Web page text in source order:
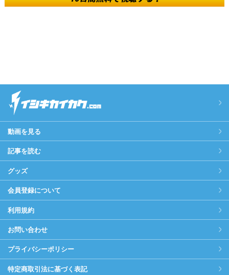
動画を見る
記事を読む
グッズ
会員登録について
利用規約
お問い合わせ
プライバシーポリシー
特定商取引法に基づく表記